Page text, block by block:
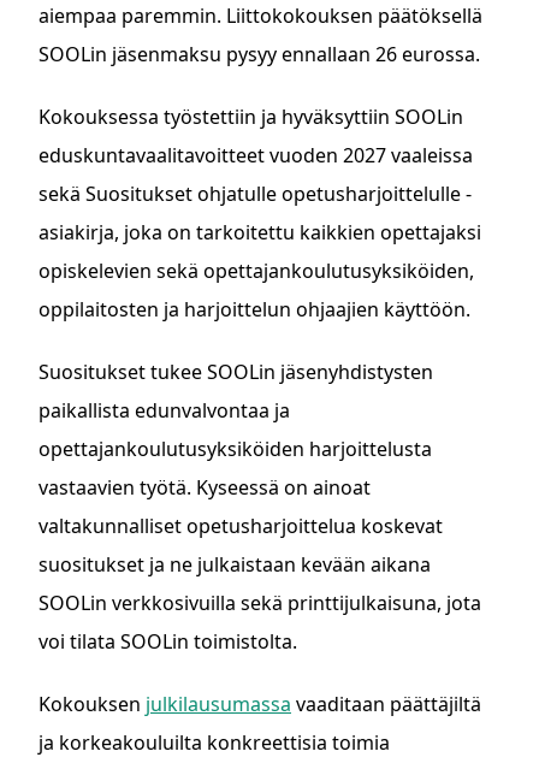
aiempaa paremmin. Liittokokouksen päätöksellä
SOOLin jäsenmaksu pysyy ennallaan 26 eurossa.
Kokouksessa työstettiin ja hyväksyttiin SOOLin
eduskuntavaalitavoitteet vuoden 2027 vaaleissa
sekä Suositukset ohjatulle opetusharjoittelulle -
asiakirja, joka on tarkoitettu kaikkien opettajaksi
opiskelevien sekä opettajankoulutusyksiköiden,
oppilaitosten ja harjoittelun ohjaajien käyttöön.
Suositukset tukee SOOLin jäsenyhdistysten
paikallista edunvalvontaa ja
opettajankoulutusyksiköiden harjoittelusta
vastaavien työtä. Kyseessä on ainoat
valtakunnalliset opetusharjoittelua koskevat
suositukset ja ne julkaistaan kevään aikana
SOOLin verkkosivuilla sekä printtijulkaisuna, jota
voi tilata SOOLin toimistolta.
Kokouksen julkilausumassa vaaditaan päättäjiltä
ja korkeakouluilta konkreettisia toimia